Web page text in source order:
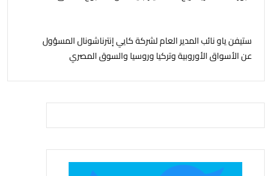
ستيفن ياو نائب المدير العام لشركة كايي إنترناشونال المسؤول
عن الأسواق الأوروبية وتركيا وروسيا والسوق المصري